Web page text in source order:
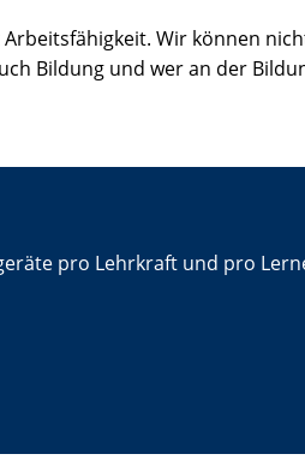
Wir können
Bildung und wer an der
pro Lehrkraft und pro